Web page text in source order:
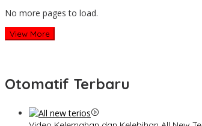
No more pages to load.
View More
Otomatif Terbaru